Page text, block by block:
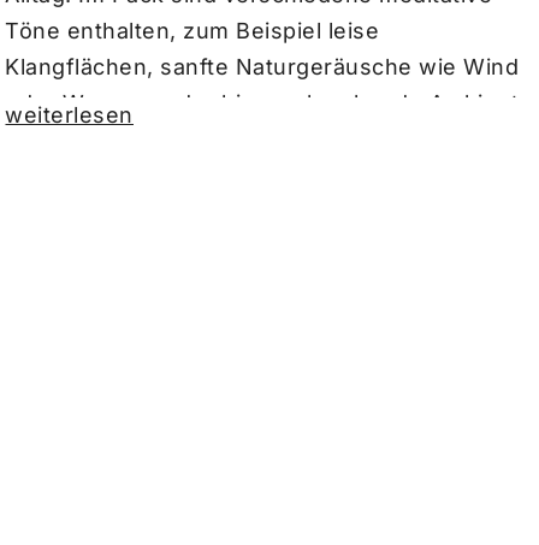
Töne enthalten, zum Beispiel leise
Klangflächen, sanfte Naturgeräusche wie Wind
oder Wasser und ruhige, schwebende Ambient-
weiterlesen